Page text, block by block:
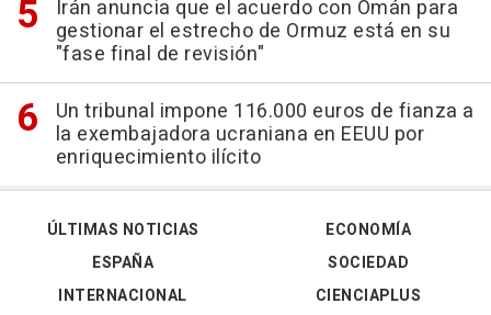
Irán anuncia que el acuerdo con Omán para
gestionar el estrecho de Ormuz está en su
"fase final de revisión"
Un tribunal impone 116.000 euros de fianza a
la exembajadora ucraniana en EEUU por
enriquecimiento ilícito
ÚLTIMAS NOTICIAS
ESPAÑA
INTERNACIONAL
ECONOMÍA
SOCIEDAD
CIENCIAPLUS